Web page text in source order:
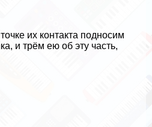
их контакта подносим
и трём ею об эту часть,